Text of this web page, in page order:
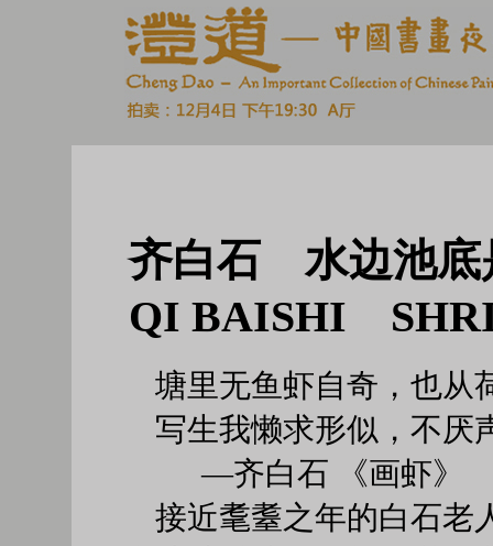
齐白石 水边池底
QI BAISHI
塘里无鱼虾自奇，也从
写生我懒求形似，不厌
—齐白石 《画虾》
接近耄耋之年的白石老